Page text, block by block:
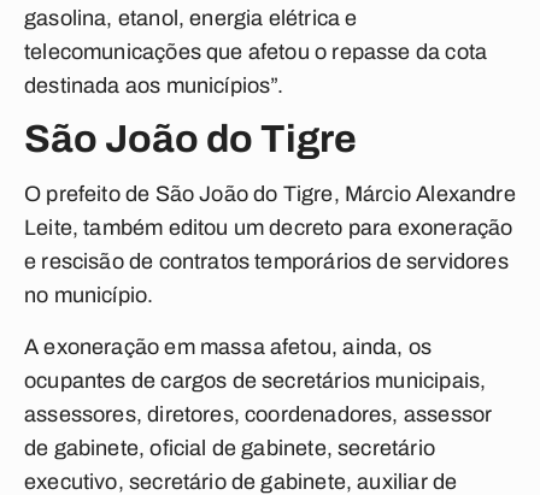
gasolina, etanol, energia elétrica e
telecomunicações que afetou o repasse da cota
destinada aos municípios”.
São João do Tigre
O prefeito de São João do Tigre, Márcio Alexandre
Leite, também editou um decreto para exoneração
e rescisão de contratos temporários de servidores
no município.
A exoneração em massa afetou, ainda, os
ocupantes de cargos de secretários municipais,
assessores, diretores, coordenadores, assessor
de gabinete, oficial de gabinete, secretário
executivo, secretário de gabinete, auxiliar de